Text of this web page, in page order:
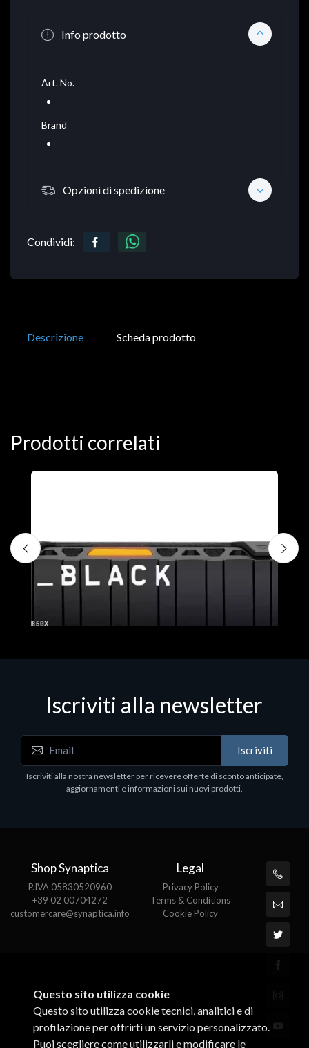
Info prodotto
Art. No.
Brand
Opzioni di spedizione
Condividi:
Descrizione Scheda prodotto
Prodotti correlati
WD_BLACK SN850X NVMe SSD
WDBB9H0020BNC - SSD - 2 TB - interno - M.2
2280 - PCIe 4.0 (NVMe) - dissipatore integrato -
nero
Iscriviti alla newsletter
Iscriviti
Iscriviti alla nostra newsletter per ricevere offerte di sconto anticipate,
aggiornamenti e informazioni sui nuovi prodotti.
Shop Synaptica
P.IVA 05830520960
+39 02 00704272
customercare@synaptica.info
Legal
Privacy Policy
Terms & Conditions
Cookie Policy
Questo sito utilizza cookie
Questo sito utilizza cookie tecnici, analitici e di
profilazione per offrirti un servizio personalizzato.
Puoi scegliere come utilizzarli e modificare le